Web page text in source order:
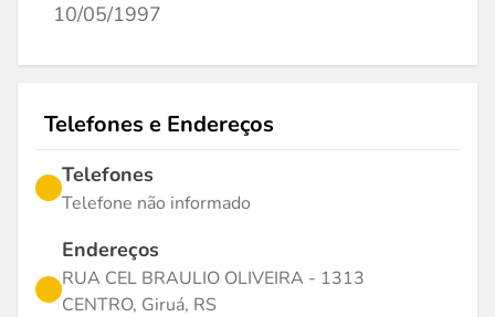
10/05/1997
Telefones e Endereços
Telefones
Telefone não informado
Endereços
RUA CEL BRAULIO OLIVEIRA - 1313
CENTRO, Giruá, RS